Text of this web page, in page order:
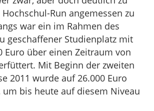
Run angemessen zu
war ein im Rahmen des
geschaffener Studienplatz mit
Euro über einen Zeitraum von
Mit Beginn der zweiten
2011 wurde auf 26.000 Euro
um bis heute auf diesem Niveau